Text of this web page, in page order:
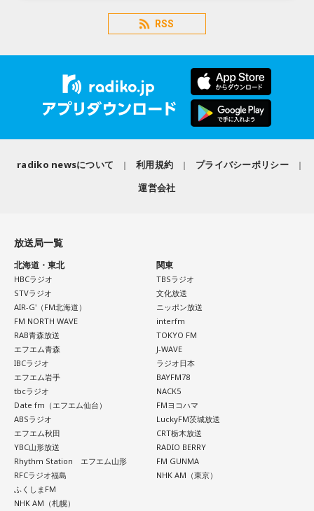
RSS
radiko newsについて 利用規約
プライバシーポリシー
運営会社
放送局一覧
北海道・東北
HBCラジオ
STVラジオ
AIR-G'（FM北海道）
FM NORTH WAVE
RAB青森放送
エフエム青森
IBCラジオ
エフエム岩手
tbcラジオ
Date fm（エフエム仙台）
ABSラジオ
エフエム秋田
YBC山形放送
Rhythm Station エフエム山形
RFCラジオ福島
ふくしまFM
NHK AM（札幌）
関東
TBSラジオ
文化放送
ニッポン放送
interfm
TOKYO FM
J-WAVE
ラジオ日本
BAYFM78
NACK5
FMヨコハマ
LuckyFM茨城放送
CRT栃木放送
RADIO BERRY
FM GUNMA
NHK AM（東京）